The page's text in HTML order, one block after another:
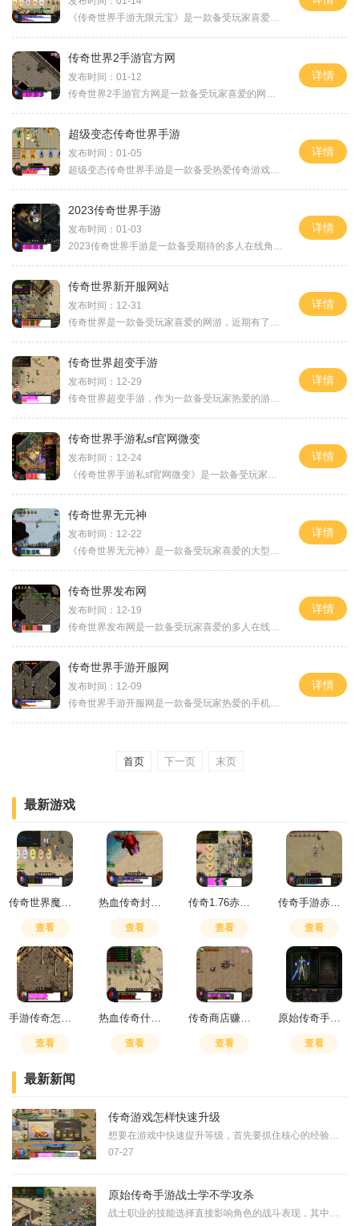
《传奇世界手游无限元宝》是一款备受玩家喜爱的大型多人在线角色扮演游戏。作为经典传奇系列的手游版，这款游戏采用了全新的引擎技术，带来了更加精致的画面和华丽的特效，让
传奇世界2手游官方网
发布时间：01-12
传奇世界2手游官方网是一款备受玩家喜爱的网络游戏。这款游戏以传奇世界为背景，继承了经典的玩法，融入了更多创新元素，给玩家带来了全新的游戏体验。在传奇世界2手游官方网中
详情
超级变态传奇世界手游
发布时间：01-05
超级变态传奇世界手游是一款备受热爱传奇游戏的玩家们追捧的经典复刻手游，游戏中充满了激情与策略，让玩家们重拾传奇的激荡。本文将为大家详细介绍超级变态传奇世界手游的具
详情
2023传奇世界手游
发布时间：01-03
2023传奇世界手游是一款备受期待的多人在线角色扮演游戏，将给玩家带来非凡的游戏体验。游戏采用了最新的3D技术，绚丽的画面、精彩的剧情和丰富的玩法将带领玩家进入一个纷繁复
详情
传奇世界新开服网站
发布时间：12-31
传奇世界是一款备受玩家喜爱的网游，近期有了一个新开服网站。这个新开服网站为玩家们提供了全新的游戏体验和更多的娱乐选择。在这个新服务器上，玩家们可以尽情享受传奇世界
详情
传奇世界超变手游
发布时间：12-29
传奇世界超变手游，作为一款备受玩家热爱的游戏，凭借其独特的玩法和精美的画面，广受好评。下面就为大家详细介绍一下这款游戏的具体玩法。传奇世界超变手游的主要玩法是关卡
详情
传奇世界手游私sf官网微变
发布时间：12-24
《传奇世界手游私sf官网微变》是一款备受玩家喜爱的手机游戏。这款游戏凭借其精彩的玩法和丰富的内容，吸引了众多玩家的关注和喜爱。我们来介绍一下《传奇世界手游私sf官网微变
详情
传奇世界无元神
发布时间：12-22
《传奇世界无元神》是一款备受玩家喜爱的大型多人在线角色扮演游戏。游戏以传世经典大作《传奇世界》为背景，全新的无元神版本为玩家打造了一个更加精彩的游戏世界。本文将为
详情
传奇世界发布网
发布时间：12-19
传奇世界发布网是一款备受玩家喜爱的多人在线角色扮演游戏。游戏以中世纪幻想的大陆为背景，玩家可以选择各种职业，探索广阔的世界，参与各种刺激的战斗和冒险。在传奇世界发
详情
传奇世界手游开服网
发布时间：12-09
传奇世界手游开服网是一款备受玩家热爱的手机游戏。这款游戏以其精美的画面、丰富的玩法和刺激的战斗体验而闻名于世。无论你是新手玩家还是老手玩家，都能找到适合自己的游戏
详情
首页 下一页 末页
最新游戏
传奇世界魔域怎么走
查看
热血传奇封勇士装备会爆吗
查看
传奇1.76赤月装备出处
查看
传奇手游赤月爆什么装备
查看
手游传奇怎么转职
查看
热血传奇什么组合适合平民玩
查看
传奇商店赚钱小技巧
查看
原始传奇手游绿玉屠龙属性怎么加
查看
最新新闻
传奇游戏怎样快速升级
想要在游戏中快速提升等级，首先要抓住核心的经验获取途径。游戏中的主线任务是我们升级路上的重要指引，它能提供相当丰厚的经验奖励，帮助我们顺利度过前期阶段。剧情推进，
07-27
原始传奇手游战士学不学攻杀
战士职业的技能选择直接影响角色的战斗表现，其中攻杀剑术的学习与否是战士玩家需要重点考虑的问题。攻杀剑术作为战士的核心技能之一，具有独特的攻击效果，能在特定时机造成